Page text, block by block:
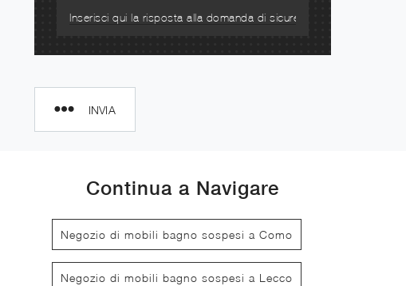
INVIA
Continua a Navigare
Negozio di mobili bagno sospesi a Como
Negozio di mobili bagno sospesi a Lecco